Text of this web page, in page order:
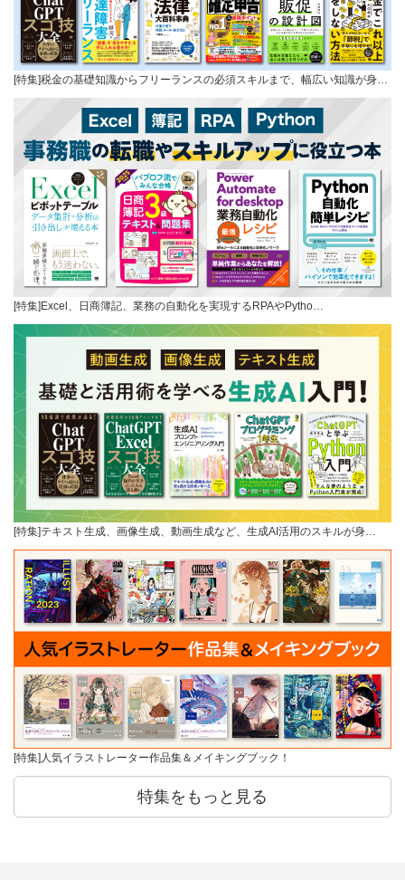
[特集]税金の基礎知識からフリーランスの必須スキルまで、幅広い知識が身…
[特集]Excel、日商簿記、業務の自動化を実現するRPAやPytho…
[特集]テキスト生成、画像生成、動画生成など、生成AI活用のスキルが身…
[特集]人気イラストレーター作品集＆メイキングブック！
特集をもっと見る